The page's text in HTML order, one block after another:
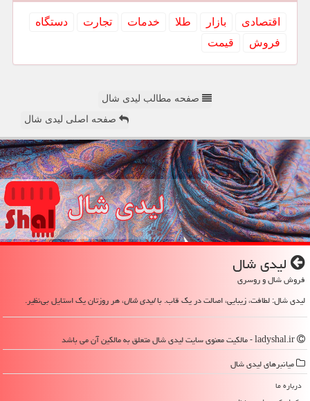
اقتصادی بازار طلا خدمات تجارت
دستگاه
فروش
قیمت
صفحه مطالب لیدی شال
صفحه اصلی لیدی شال
لیدی شال
فروش شال و روسری
لیدی شال: لطافت، زیبایی، اصالت در یک قاب. بالیدی شال، هر روزتان یک استایل بی‌نظیر.
میانبرهای لیدی شال
درباره ما